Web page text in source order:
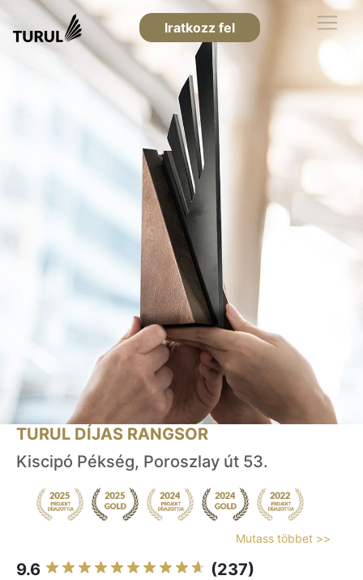
Iratkozz fel
TURUL DÍJAS RANGSOR
Kiscipó Pékség, Poroszlay út 53.
Mutass többet >>
9.6 (237)